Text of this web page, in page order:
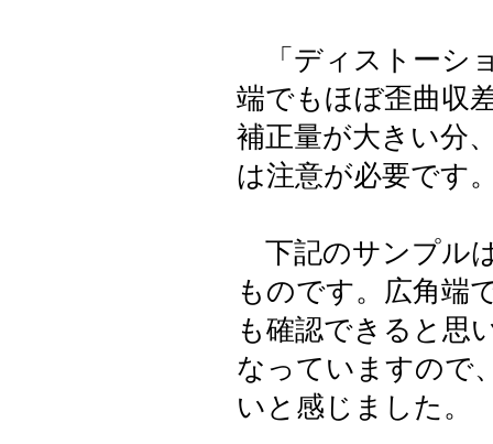
「ディストーシ
端でもほぼ歪曲収
補正量が大きい分
は注意が必要です
下記のサンプル
ものです。広角端
も確認できると思
なっていますので
いと感じました。